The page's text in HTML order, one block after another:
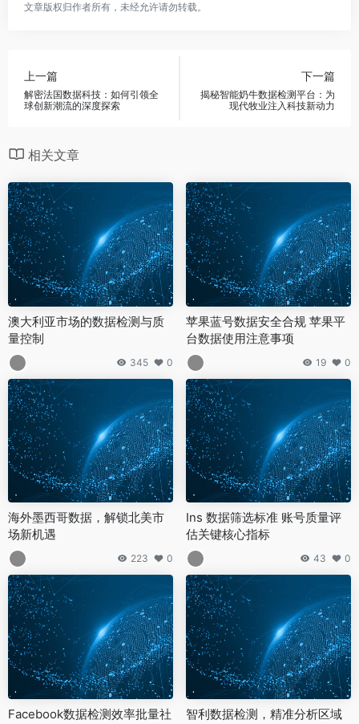
文章版权归作者所有，未经允许请勿转载。
上一篇
解密法国数据科技：如何引领全
球创新潮流的深度探索
下一篇
揭秘智能奶牛数据检测平台：为
现代牧业注入科技新动力
相关文章
澳大利亚市场的数据检测与质
量控制
345 0
苹果蓝号数据安全合规 苹果平
台数据使用注意事项
19 0
海外墨西哥数据，解锁北美市
场新机遇
223 0
Ins 数据筛选标准 账号质量评
估关键核心指标
43 0
Facebook数据检测效率批量社
智利数据检测，精准分析区域